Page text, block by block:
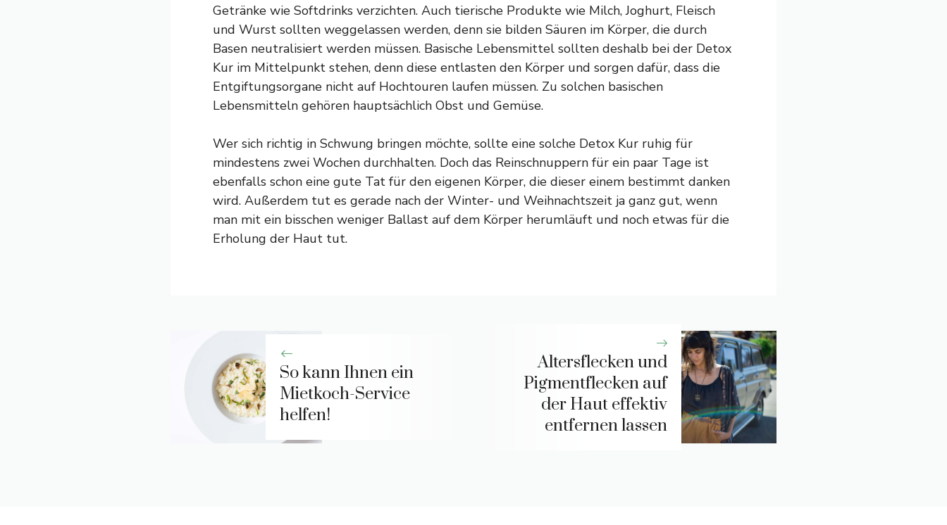
Getränke wie Softdrinks verzichten. Auch tierische Produkte wie Milch, Joghurt, Fleisch
und Wurst sollten weggelassen werden, denn sie bilden Säuren im Körper, die durch
Basen neutralisiert werden müssen. Basische Lebensmittel sollten deshalb bei der Detox
Kur im Mittelpunkt stehen, denn diese entlasten den Körper und sorgen dafür, dass die
Entgiftungsorgane nicht auf Hochtouren laufen müssen. Zu solchen basischen
Lebensmitteln gehören hauptsächlich Obst und Gemüse.
Wer sich richtig in Schwung bringen möchte, sollte eine solche Detox Kur ruhig für
mindestens zwei Wochen durchhalten. Doch das Reinschnuppern für ein paar Tage ist
ebenfalls schon eine gute Tat für den eigenen Körper, die dieser einem bestimmt danken
wird. Außerdem tut es gerade nach der Winter- und Weihnachtszeit ja ganz gut, wenn
man mit ein bisschen weniger Ballast auf dem Körper herumläuft und noch etwas für die
Erholung der Haut tut.
So kann Ihnen ein
Mietkoch-Service
helfen!
Altersflecken und
Pigmentflecken auf
der Haut effektiv
entfernen lassen